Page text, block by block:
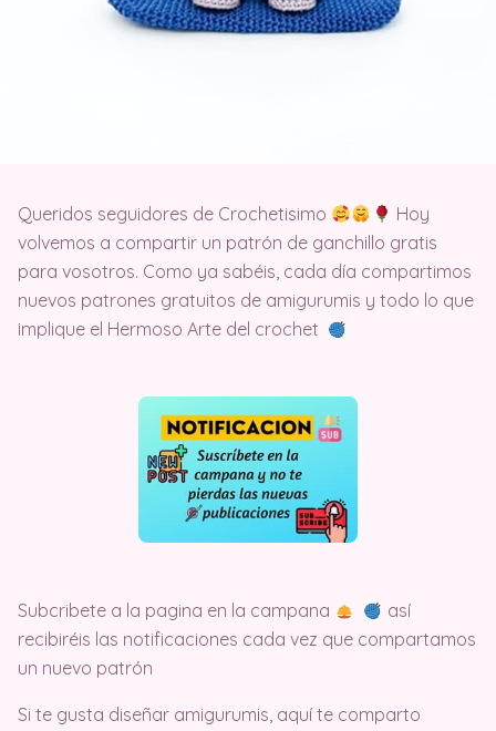
Queridos seguidores de Crochetisimo
Hoy
volvemos a compartir un patrón de ganchillo gratis
para vosotros. Como ya sabéis, cada día compartimos
nuevos patrones gratuitos de amigurumis y todo lo que
implique el Hermoso Arte del crochet
Subcribete a la pagina en la campana
así
recibiréis las notificaciones cada vez que compartamos
un nuevo patrón
Si te gusta diseñar amigurumis, aquí te comparto